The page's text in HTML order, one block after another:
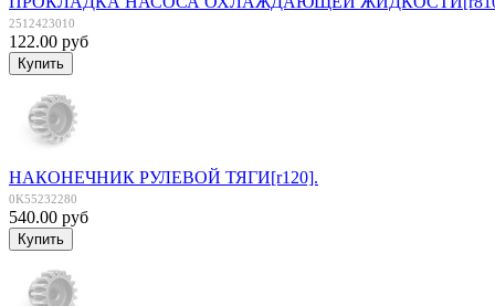
2512423010
122.00 руб
НАКОНЕЧНИК РУЛЕВОЙ ТЯГИ[r120].
0K55232280
540.00 руб